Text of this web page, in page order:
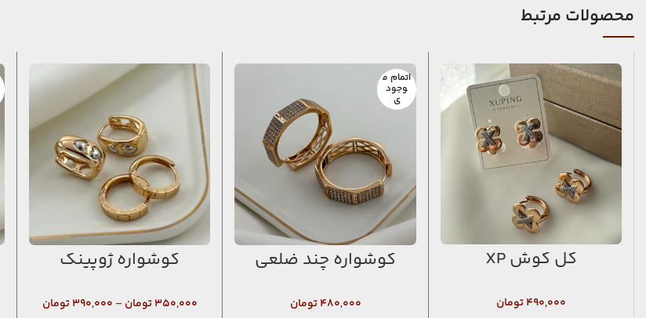
محصولات مرتبط
گل گوش XP
۴۹۰,۰۰۰تومان
اتمام م
وجود
ی
گوشواره چند ضلعی
۴۸۰,۰۰۰تومان
گوشواره ژوپینگ
۳۵۰,۰۰۰ تومان– ۳۹۰,۰۰۰ تومان